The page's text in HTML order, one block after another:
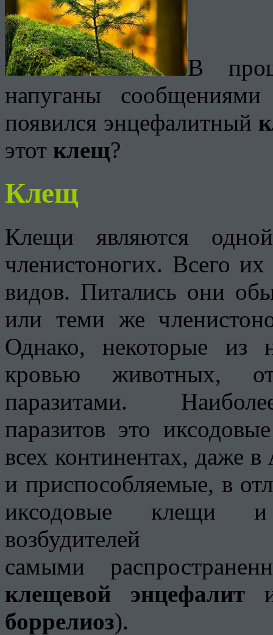
В
напуганы
появился энцефалитный
этот клещ?
Клещ
Клещи являются
членистоногих. Всего
видов. Питались они
или теми же
Однако, некоторые из
кровью животных,
паразитами.
паразитов это
всех континентах, даже
и приспособляемые, в
иксодовые клещи и
возбудителей
самыми
клещевой энцефалити
боррелиоз).